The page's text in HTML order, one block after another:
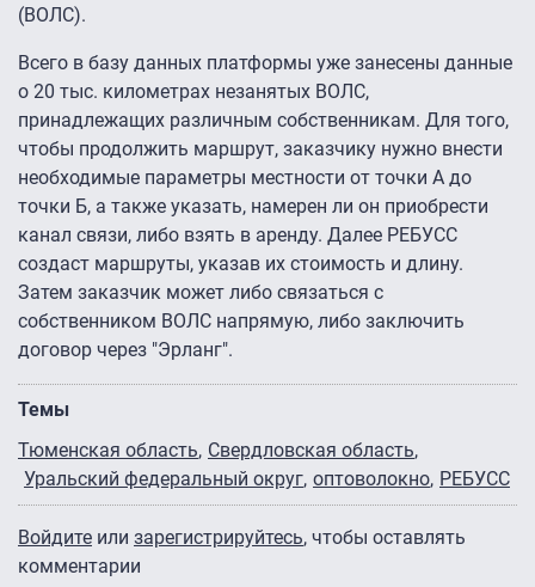
(ВОЛС).
Всего в базу данных платформы уже занесены данные
о 20 тыс. километрах незанятых ВОЛС,
принадлежащих различным собственникам. Для того,
чтобы продолжить маршрут, заказчику нужно внести
необходимые параметры местности от точки А до
точки Б, а также указать, намерен ли он приобрести
канал связи, либо взять в аренду. Далее РЕБУСС
создаст маршруты, указав их стоимость и длину.
Затем заказчик может либо связаться с
собственником ВОЛС напрямую, либо заключить
договор через "Эрланг".
Темы
Тюменская область Свердловская область
Уральский федеральный округ оптоволокно РЕБУСС
Войдите или зарегистрируйтесь, чтобы оставлять
комментарии